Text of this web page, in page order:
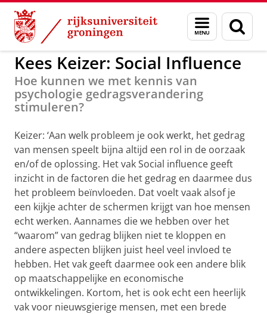
Skip
Content
Skip
Navigation
Menu
en
zoeken
GMW
Kees Keizer: Social Influence
Hoe kunnen we met kennis van
psychologie gedragsverandering
stimuleren?
Keizer: ‘Aan welk probleem je ook werkt, het gedrag
van mensen speelt bijna altijd een rol in de oorzaak
en/of de oplossing. Het vak Social influence geeft
inzicht in de factoren die het gedrag en daarmee dus
het probleem beïnvloeden. Dat voelt vaak alsof je
een kijkje achter de schermen krijgt van hoe mensen
echt werken. Aannames die we hebben over het
“waarom” van gedrag blijken niet te kloppen en
andere aspecten blijken juist heel veel invloed te
hebben. Het vak geeft daarmee ook een andere blik
op maatschappelijke en economische
ontwikkelingen. Kortom, het is ook echt een heerlijk
vak voor nieuwsgierige mensen, met een brede